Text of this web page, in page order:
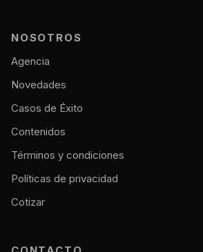
NOSOTROS
Agencia
Novedades
Casos de Éxito
Contenidos
Términos y condiciones
Políticas de privacidad
Cotizar